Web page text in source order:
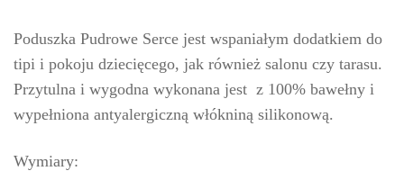
Poduszka Pudrowe Serce jest wspaniałym dodatkiem do
tipi i pokoju dziecięcego, jak również salonu czy tarasu.
Przytulna i wygodna wykonana jest z 100% bawełny i
wypełniona antyalergiczną włókniną silikonową.
Wymiary: